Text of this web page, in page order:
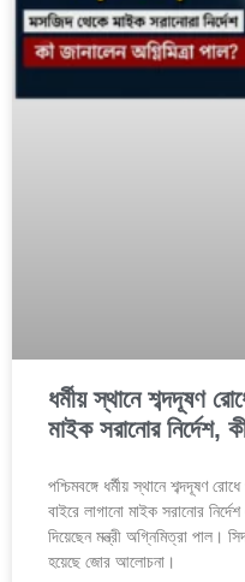
ধর্মীয় স্থানে শব্দদূষণ
মাইক সরানোর নির্দেশ,
পশ্চিমবঙ্গে ধর্মীয় স্থানে শব্দদূষণ
বাইরে লাগানো মাইক সরানোর
দিয়েছেন মন্ত্রী অগ্নিমিত্রা পাল।
হয়েছে জোর আলোচনা।